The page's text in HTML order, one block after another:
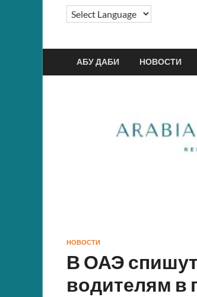
АБУ ДАБИ НОВОСТИ
НОВОСТИ
В ОАЭ
водителям в